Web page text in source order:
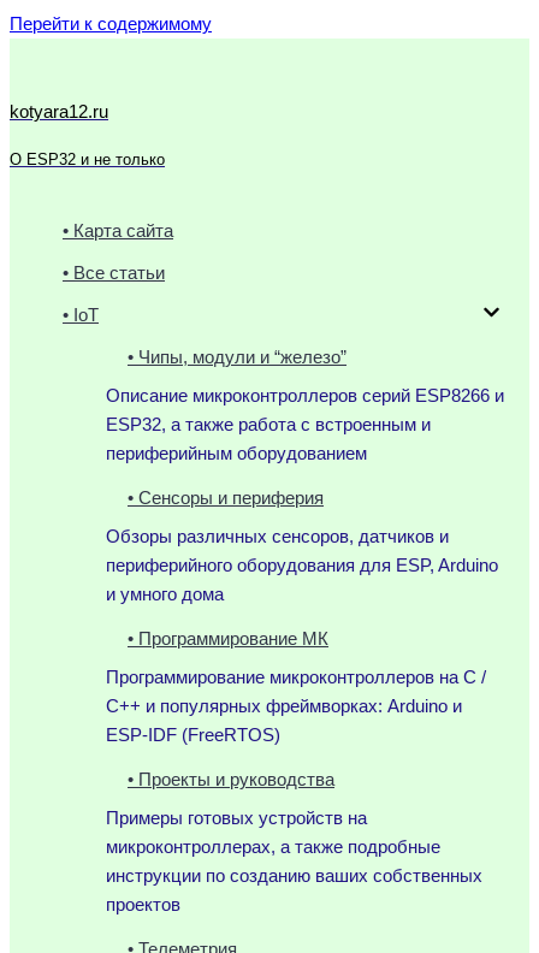
Перейти к содержимому
kotyara12.ru
О ESP32 и не только
• Карта сайта
• Все статьи
• IoT
• Чипы, модули и “железо”
Описание микроконтроллеров серий ESP8266 и
ESP32, а также работа с встроенным и
периферийным оборудованием
• Сенсоры и периферия
Обзоры различных сенсоров, датчиков и
периферийного оборудования для ESP, Arduino
и умного дома
• Программирование МК
Программирование микроконтроллеров на C /
C++ и популярных фреймворках: Arduino и
ESP-IDF (FreeRTOS)
• Проекты и руководства
Примеры готовых устройств на
микроконтроллерах, а также подробные
инструкции по созданию ваших собственных
проектов
• Телеметрия